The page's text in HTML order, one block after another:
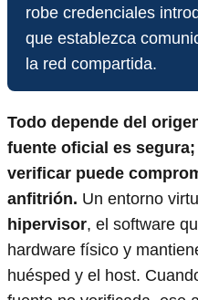
robe credenciales
que establezca
la red compartida.
Todo depende del
fuente oficial es
verificar puede
anfitrión. Un entorno
hipervisor, el software
hardware físico y
huésped y el host.